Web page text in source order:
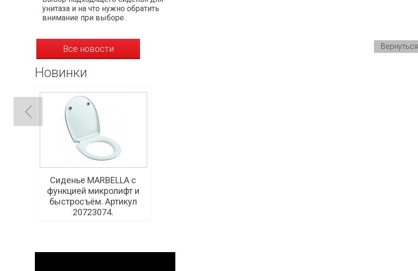
унитаза и на что нужно обратить
внимание при выборе.
Все новости
Новинки
Сиденье MARBELLA с
функцией микролифт и
быстросъём. Артикул
20723074.
Вернуться